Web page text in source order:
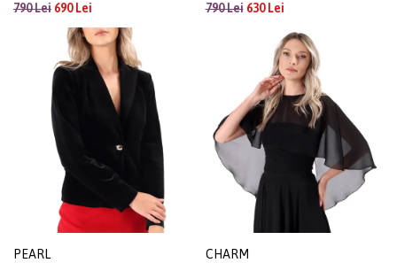
790 Lei 690 Lei
790 Lei630 Lei
PEARL
CHARM